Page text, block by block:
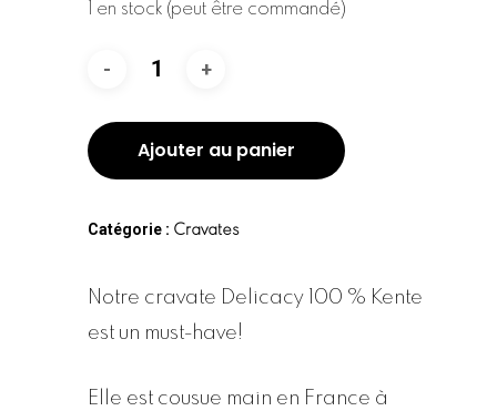
1 en stock (peut être commandé)
Ajouter au panier
Catégorie : Cravates
Notre cravate Delicacy 100 % Kente
est un must-have!
Elle est cousue main en France à